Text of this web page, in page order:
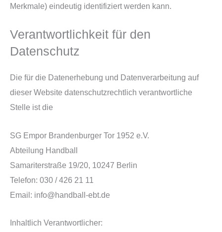
Merkmale) eindeutig identifiziert werden kann.
Verantwortlichkeit für den
Datenschutz
Die für die Datenerhebung und Datenverarbeitung auf
dieser Website datenschutzrechtlich verantwortliche
Stelle ist die
SG Empor Brandenburger Tor 1952 e.V.
Abteilung Handball
Samariterstraße 19/20, 10247 Berlin
Telefon: 030 / 426 21 11
Email: info@handball-ebt.de
Inhaltlich Verantwortlicher: